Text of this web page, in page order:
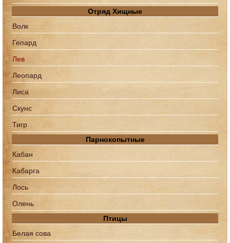
Отряд Хищные
Волк
Гепард
Лев
Леопард
Лиса
Скунс
Тигр
Парнокопытные
Кабан
Кабарга
Лось
Олень
Птицы
Белая сова